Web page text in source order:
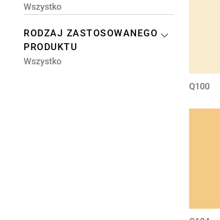
Wszystko
RODZAJ ZASTOSOWANEGO
PRODUKTU
Wszystko
Q100